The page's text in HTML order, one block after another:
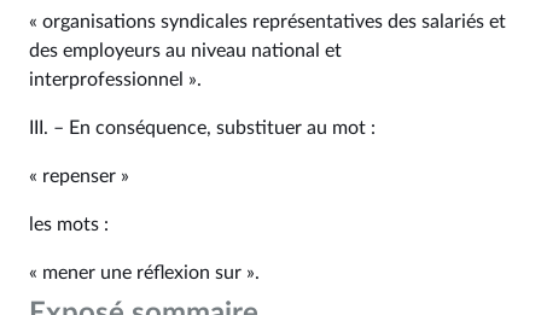
« organisations syndicales représentatives des salariés et
des employeurs au niveau national et
interprofessionnel ».
III. – En conséquence, substituer au mot :
« repenser »
les mots :
« mener une réflexion sur ».